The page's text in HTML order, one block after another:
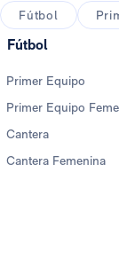
Fútbol
Fútbol
Primer Equipo
Primer Equipo
Cantera
Cantera Femenina